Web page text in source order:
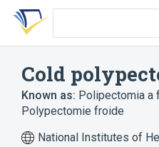
Skip
search
Skip
Skip
account
Cold
Known as: Polipectomia a
Polypectomie froide
National Institutes of